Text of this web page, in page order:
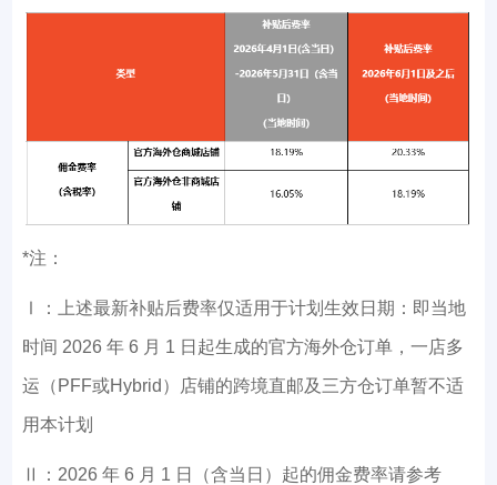
*注：
Ⅰ：上述最新补贴后费率仅适用于计划生效日期：即当地
时间 2026 年 6 月 1 日起生成的官方海外仓订单，一店多
运（PFF或Hybrid）店铺的跨境直邮及三方仓订单暂不适
用本计划
Ⅱ：2026 年 6 月 1 日（含当日）起的佣金费率请参考